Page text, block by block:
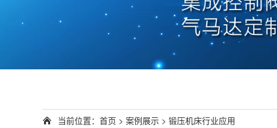
当前位置： 首页 > 案例展示 > 锻压机床行业应用